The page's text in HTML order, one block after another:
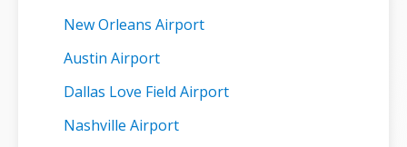
New Orleans Airport
Austin Airport
Dallas Love Field Airport
Nashville Airport